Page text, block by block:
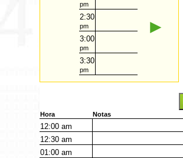
pm
2:30
pm
3:00
pm
3:30
pm
►
Hora Notas
12:00am
12:30am
01:00am